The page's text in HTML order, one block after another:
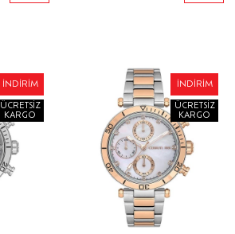
İNDIRIM
ÜCRETSIZ
KARGO
İNDIRIM
ÜCRETSIZ
KARGO